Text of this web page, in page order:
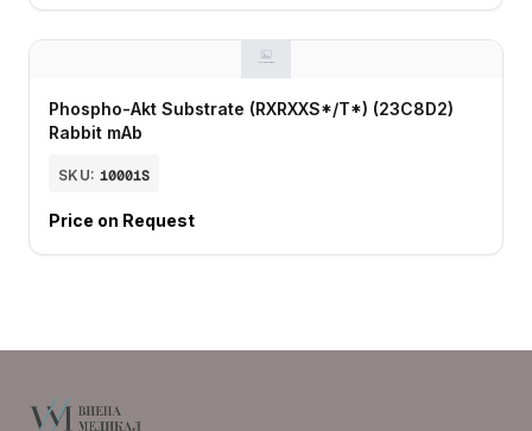
Phospho-Akt Substrate (RXRXXS*/T*) (23C8D2)
Rabbit mAb
SKU: 10001S
Price on Request